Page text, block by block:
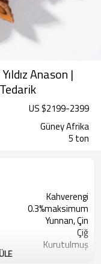
Anason |
US $2199-2399
Güney Afrika
5 ton
Kahverengi
0.3%maksimum
Yunnan, Çin
Çiğ
Kurutulmuş
Ürünleri Ltd. Şti.